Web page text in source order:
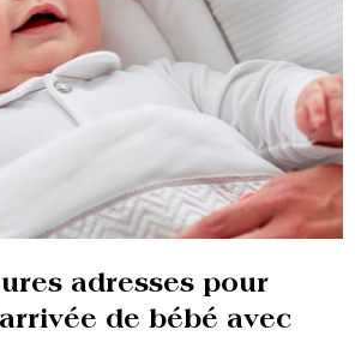
adresses pour
de bébé avec